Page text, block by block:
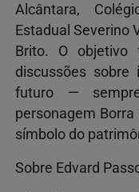
Alcântara,
Estadual Severino
Brito. O objetivo
discussões sobre
futuro —
personagem
símbolo do
Sobre Edvard